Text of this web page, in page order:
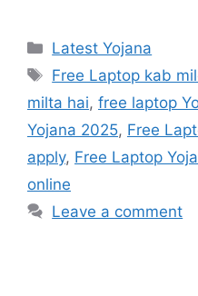
Categories
Latest Yojana
Tags
Free Laptop kab
milta hai, free laptop
Yojana 2025, Free
apply, Free Laptop
online
Leave a comment